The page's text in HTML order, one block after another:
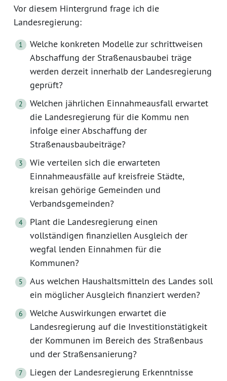
Vor diesem Hintergrund frage ich die
Landesregierung:
Welche konkreten Modelle zur schrittweisen
Abschaffung der Straßenausbaubei träge
werden derzeit innerhalb der Landesregierung
geprüft?
Welchen jährlichen Einnahmeausfall erwartet
die Landesregierung für die Kommu nen
infolge einer Abschaffung der
Straßenausbaubeiträge?
Wie verteilen sich die erwarteten
Einnahmeausfälle auf kreisfreie Städte,
kreisan gehörige Gemeinden und
Verbandsgemeinden?
Plant die Landesregierung einen
vollständigen finanziellen Ausgleich der
wegfal lenden Einnahmen für die
Kommunen?
Aus welchen Haushaltsmitteln des Landes soll
ein möglicher Ausgleich finanziert werden?
Welche Auswirkungen erwartet die
Landesregierung auf die Investitionstätigkeit
der Kommunen im Bereich des Straßenbaus
und der Straßensanierung?
Liegen der Landesregierung Erkenntnisse